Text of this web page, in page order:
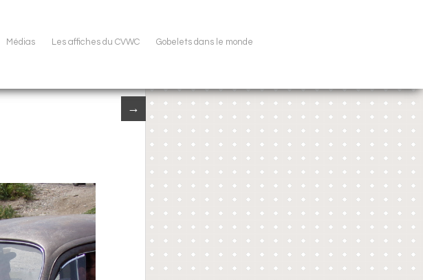
Médias Les affiches du CVWC Gobelets dans le monde
→